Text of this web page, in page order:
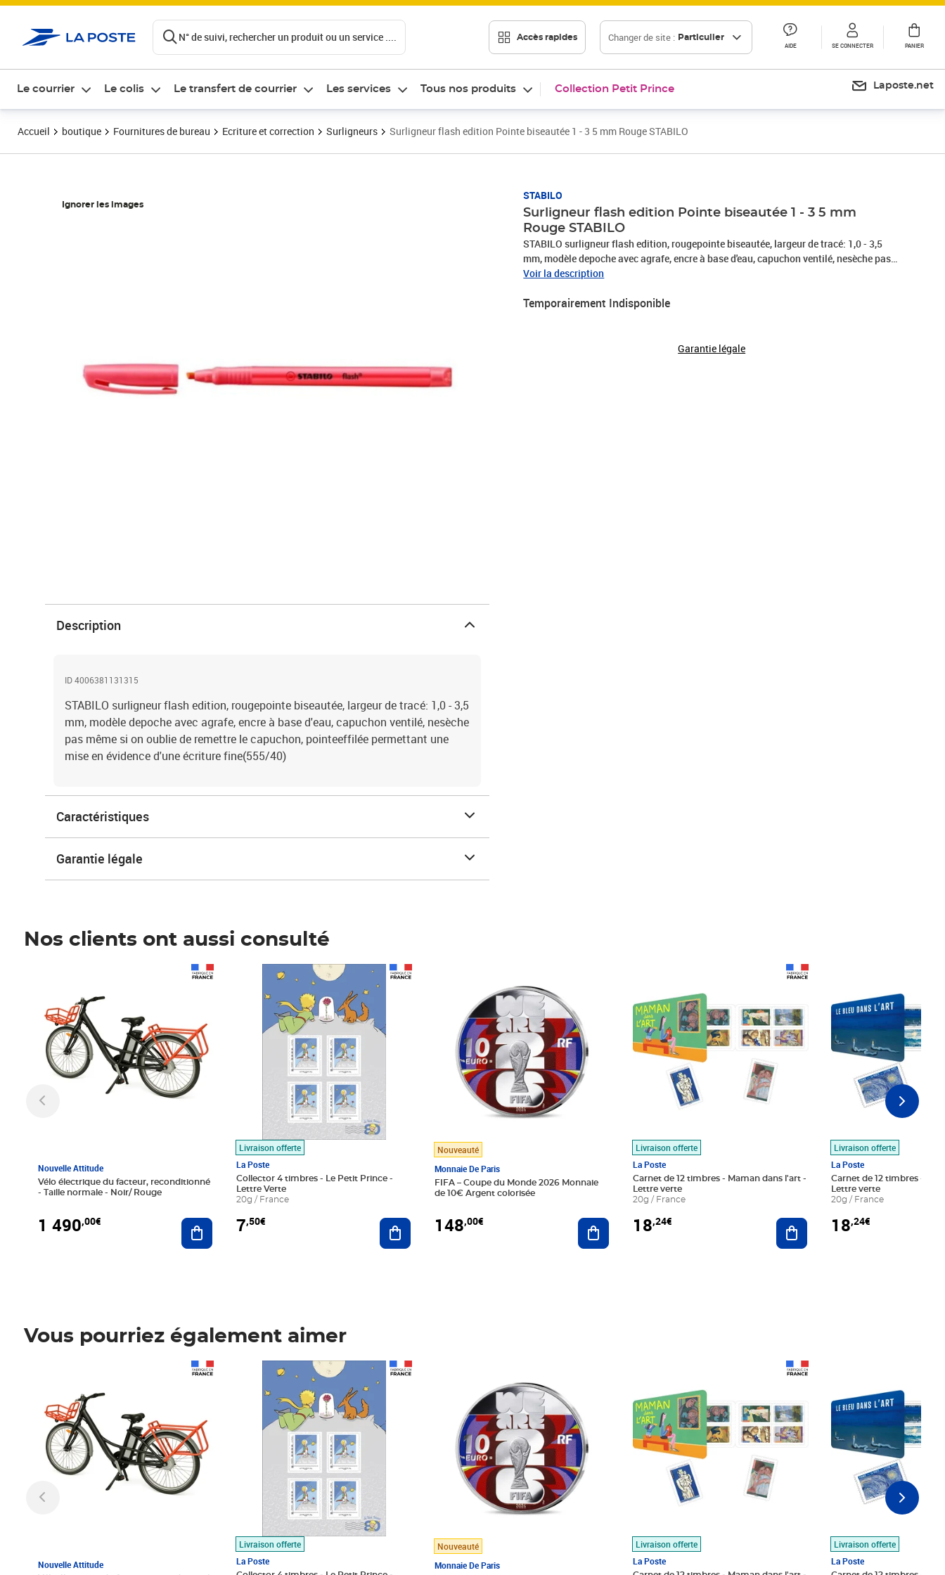
N° de suivi, rechercher un produit ou un service .... Accès rapides Changer de site : Particulier
AIDE SE CONNECTER PANIER
Le courrier Le colis Le transfert de courrier Les services Tous nos produits Collection Petit Prince Laposte.net
Accueil boutique Fournitures de bureau Ecriture et correction Surligneurs Surligneur flash edition Pointe biseautée 1 - 3 5 mm Rouge STABILO
Ignorer les images
STABILO
Surligneur flash edition Pointe biseautée 1 - 3 5 mm
Rouge STABILO
STABILO surligneur flash edition, rougepointe biseautée, largeur de tracé: 1,0 - 3,5
mm, modèle depoche avec agrafe, encre à base d'eau, capuchon ventilé, nesèche pas
même si on oublie de remettre le capuchon, pointeeffilée permettant une mise en
Voir la description
Temporairement Indisponible
Garantie légale
Description
ID 4006381131315
STABILO surligneur flash edition, rougepointe biseautée, largeur de tracé: 1,0 - 3,5
mm, modèle depoche avec agrafe, encre à base d'eau, capuchon ventilé, nesèche
pas même si on oublie de remettre le capuchon, pointeeffilée permettant une
mise en évidence d'une écriture fine(555/40)
Caractéristiques
Garantie légale
Nos clients ont aussi consulté
Nouvelle Attitude
Vélo électrique du facteur, reconditionné
- Taille normale - Noir/ Rouge
1 490,00€ Ajouter au panier
Livraison offerte
La Poste
Collector 4 timbres - Le Petit Prince -
Lettre Verte
20g / France
7,50€
Prix 7,50€
Ajouter au panier
Nouveauté
Monnaie De Paris
FIFA – Coupe du Monde 2026 Monnaie
de 10€ Argent colorisée
148,00€ Ajouter au panier
Livraison offerte
La Poste
Carnet de 12 timbres - Maman dans l'art -
Lettre verte
20g / France
18,24€ Ajouter au panier
Livraison offerte
La Poste
Carnet de 12 timbres - Le
Lettre verte
20g / France
18,24€
Vous pourriez également aimer
Nouvelle Attitude
Livraison offerte
La Poste
Prix 7,50€
Nouveauté
Monnaie De Paris
Livraison offerte
La Poste
Livraison offerte
La Poste